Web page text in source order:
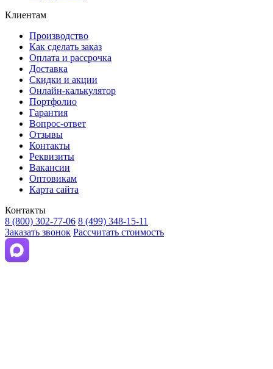
Клиентам
Производство
Как сделать заказ
Оплата и рассрочка
Доставка
Скидки и акции
Онлайн-калькулятор
Портфолио
Гарантия
Вопрос-ответ
Отзывы
Контакты
Реквизиты
Вакансии
Оптовикам
Карта сайта
Контакты
8 (800) 302-77-06 8 (499) 348-15-11
Заказать звонок Рассчитать стоимость